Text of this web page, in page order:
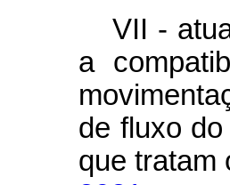
VII -
a
de fluxo
que tratam